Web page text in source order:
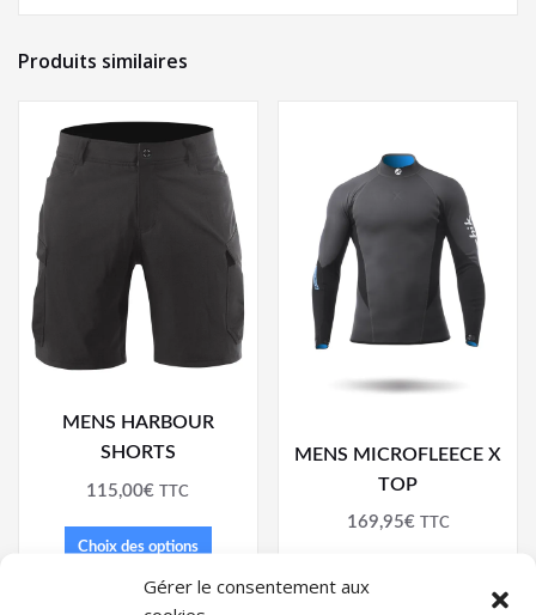
Gérer le consentement aux
Produits similaires
MENS HARBOUR
SHORTS
115,00€ TTC
Choix des options
MENS MICROFLEECE X
TOP
169,95€ TTC